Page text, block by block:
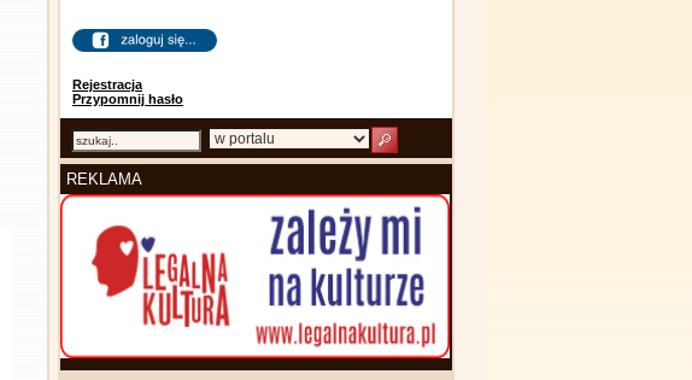
Rejestracja
Przypomnij hasło
REKLAMA